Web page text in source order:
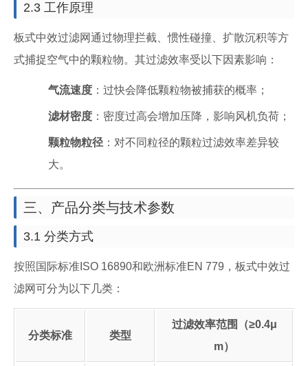
2.3 工作原理
板式中效过滤网通过物理拦截、惯性碰撞、扩散沉积等方
式捕捉空气中的颗粒物。其过滤效率受以下因素影响：
气流速度 ：过快会降低颗粒物被捕获的概率；
滤材密度 ：密度过高会增加压降，影响风机负荷；
颗粒物粒径 ：对不同粒径的颗粒过滤效率差异较
大。
三、产品分类与技术参数
3.1 分类方式
按照国际标准ISO 16890和欧洲标准EN 779，板式中效过
滤网可分为以下几类：
分类标准 类型
过滤效率范围（≥0.4μ
m）